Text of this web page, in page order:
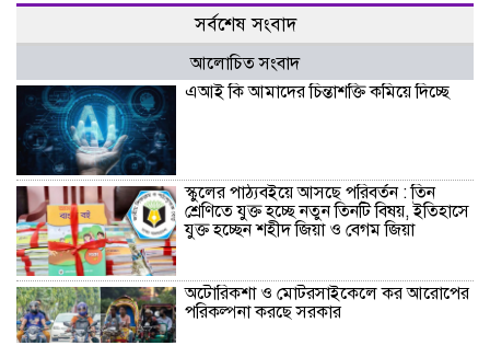
সর্বশেষ সংবাদ
আলোচিত সংবাদ
এআই কি আমাদের চিন্তাশক্তি কমিয়ে দিচ্ছে
স্কুলের পাঠ্যবইয়ে আসছে পরিবর্তন : তিন
শ্রেণিতে যুক্ত হচ্ছে নতুন তিনটি বিষয়, ইতিহাসে
যুক্ত হচ্ছেন শহীদ জিয়া ও বেগম জিয়া
অটোরিকশা ও মোটরসাইকেলে কর আরোপের
পরিকল্পনা করছে সরকার